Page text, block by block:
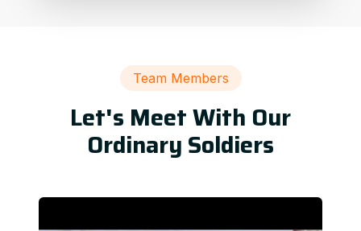
Team Members
Let's Meet With Our
Ordinary Soldiers